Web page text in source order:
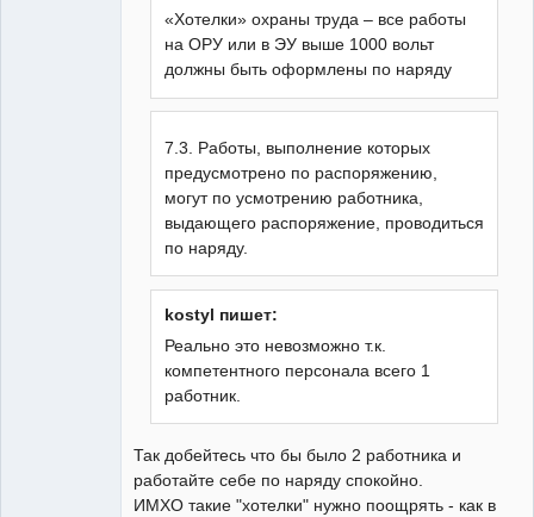
«Хотелки» охраны труда – все работы
на ОРУ или в ЭУ выше 1000 вольт
должны быть оформлены по наряду
7.3. Работы, выполнение которых
предусмотрено по распоряжению,
могут по усмотрению работника,
выдающего распоряжение, проводиться
по наряду.
kostyl пишет:
Реально это невозможно т.к.
компетентного персонала всего 1
работник.
Так добейтесь что бы было 2 работника и
работайте себе по наряду спокойно.
ИМХО такие "хотелки" нужно поощрять - как в